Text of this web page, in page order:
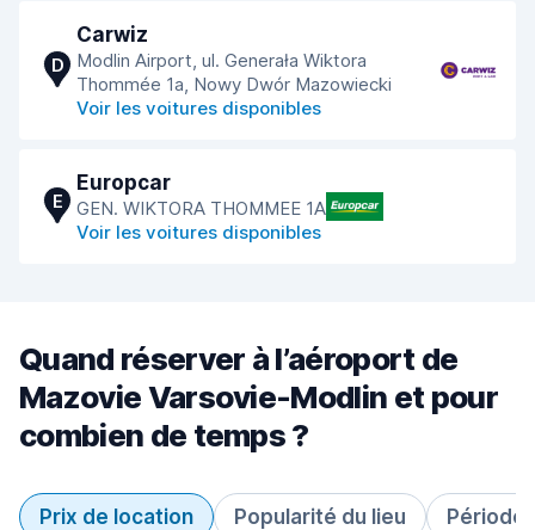
D
Carwiz
Modlin Airport, ul. Generała Wiktora
Thommée 1a, Nowy Dwór Mazowiecki
Voir les voitures disponibles
E
Europcar
GEN. WIKTORA THOMMEE 1A
Voir les voitures disponibles
Quand réserver à l’aéroport de
Mazovie Varsovie-Modlin et pour
combien de temps ?
Prix de location Popularité du lieu Période